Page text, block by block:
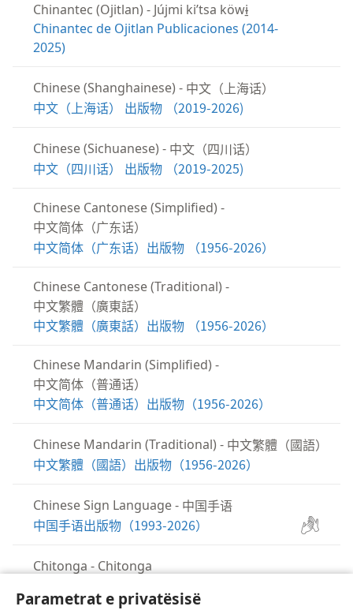
Parametrat e privatësisë
Chinantec (Ojitlan) - Jújmi kiʼtsa köwɨ̱
Chinantec de Ojitlan Publicaciones (2014-
2025)
Chinese (Shanghainese) - 中文（上海话）
中文（上海话） 出版物 （2019-2026)
Chinese (Sichuanese) - 中文（四川话）
中文（四川话） 出版物 （2019-2025)
Chinese Cantonese (Simplified) -
中文简体（广东话）
中文简体（广东话）出版物 （1956-2026）
Chinese Cantonese (Traditional) -
中文繁體（廣東話）
中文繁體（廣東話）出版物 （1956-2026）
Chinese Mandarin (Simplified) -
中文简体（普通话）
中文简体（普通话）出版物（1956-2026）
Chinese Mandarin (Traditional) - 中文繁體（國語）
中文繁體（國語）出版物（1956-2026）
Chinese Sign Language- 中国手语
中国手语出版物（1993-2026）
Chitonga - Chitonga